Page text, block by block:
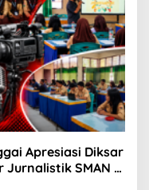
Apresiasi Diksar
SMAN 1